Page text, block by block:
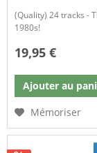
(Quality) 24 tracks -
1980s!
19,95 €
Ajouter au
Mémoriser